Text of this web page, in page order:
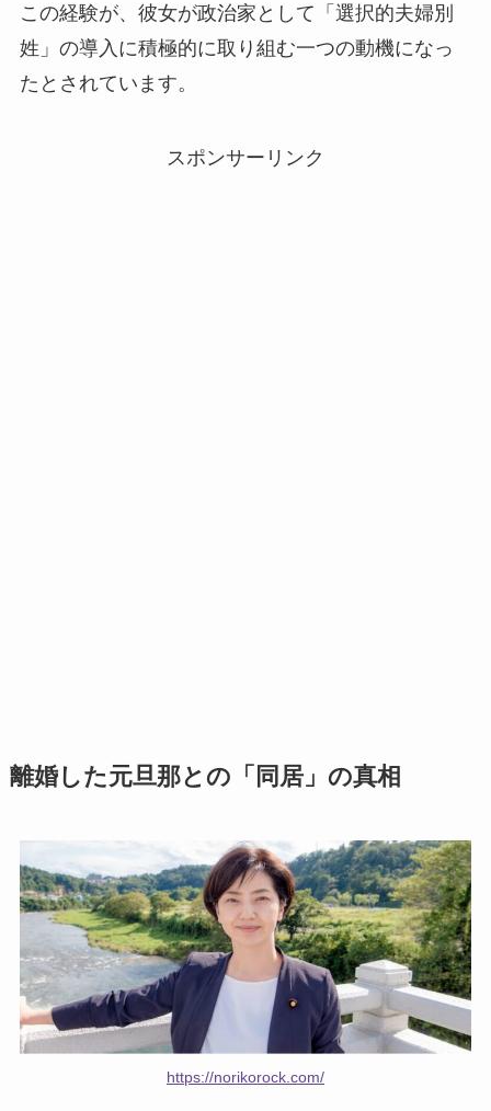
この経験が、彼女が政治家として「選択的夫婦別
姓」の導入に積極的に取り組む一つの動機になっ
たとされています。
スポンサーリンク
離婚した元旦那との「同居」の真相
https://norikorock.com/